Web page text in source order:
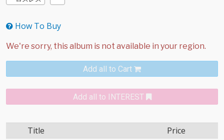
How To Buy
Add all to Cart
Add all to INTEREST
Title Price